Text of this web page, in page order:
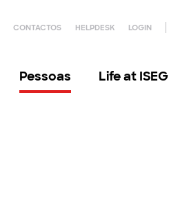
CONTACTOS HELPDESK LOGIN
Pessoas Life at ISEG